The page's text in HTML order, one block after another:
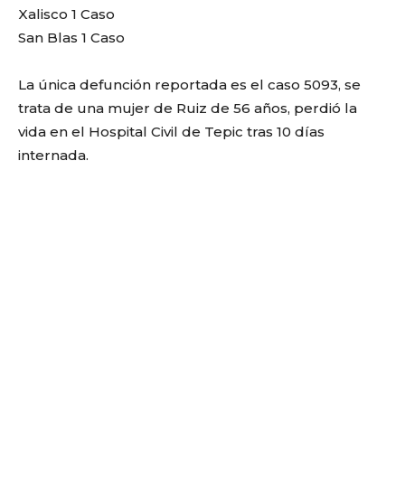
Xalisco 1 Caso
San Blas 1 Caso
La única defunción reportada es el caso 5093, se
trata de una mujer de Ruiz de 56 años, perdió la
vida en el Hospital Civil de Tepic tras 10 días
internada.